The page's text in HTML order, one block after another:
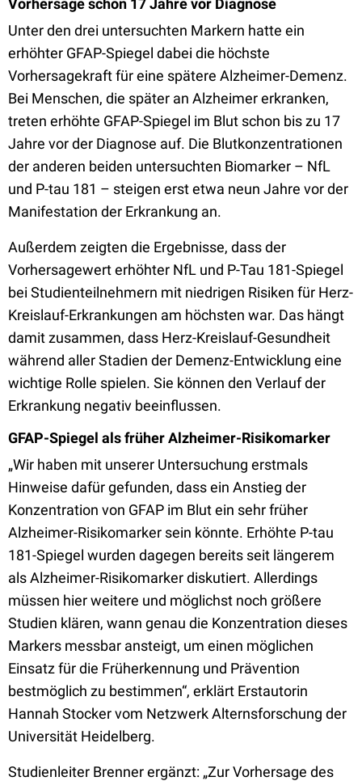
Vorhersage schon 17 Jahre vor Diagnose
Unter den drei untersuchten Markern hatte ein
erhöhter GFAP-Spiegel dabei die höchste
Vorhersagekraft für eine spätere Alzheimer-Demenz.
Bei Menschen, die später an Alzheimer erkranken,
treten erhöhte GFAP-Spiegel im Blut schon bis zu 17
Jahre vor der Diagnose auf. Die Blutkonzentrationen
der anderen beiden untersuchten Biomarker – NfL
und P-tau 181 – steigen erst etwa neun Jahre vor der
Manifestation der Erkrankung an.
Außerdem zeigten die Ergebnisse, dass der
Vorhersagewert erhöhter NfL und P-Tau 181-Spiegel
bei Studienteilnehmern mit niedrigen Risiken für Herz-
Kreislauf-Erkrankungen am höchsten war. Das hängt
damit zusammen, dass Herz-Kreislauf-Gesundheit
während aller Stadien der Demenz-Entwicklung eine
wichtige Rolle spielen. Sie können den Verlauf der
Erkrankung negativ beeinflussen.
GFAP-Spiegel als früher Alzheimer-Risikomarker
„Wir haben mit unserer Untersuchung erstmals
Hinweise dafür gefunden, dass ein Anstieg der
Konzentration von GFAP im Blut ein sehr früher
Alzheimer-Risikomarker sein könnte. Erhöhte P-tau
181-Spiegel wurden dagegen bereits seit längerem
als Alzheimer-Risikomarker diskutiert. Allerdings
müssen hier weitere und möglichst noch größere
Studien klären, wann genau die Konzentration dieses
Markers messbar ansteigt, um einen möglichen
Einsatz für die Früherkennung und Prävention
bestmöglich zu bestimmen“, erklärt Erstautorin
Hannah Stocker vom Netzwerk Alternsforschung der
Universität Heidelberg.
Studienleiter Brenner ergänzt: „Zur Vorhersage des